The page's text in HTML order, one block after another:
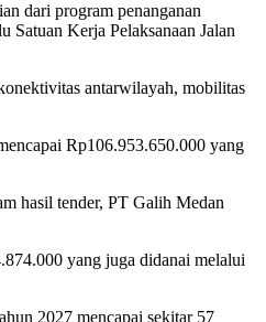
dari program penanganan
Satuan Kerja Pelaksanaan Jalan
antarwilayah, mobilitas
Rp106.953.650.000 yang
hasil tender, PT Galih Medan
yang juga didanai melalui
2027 mencapai sekitar 57